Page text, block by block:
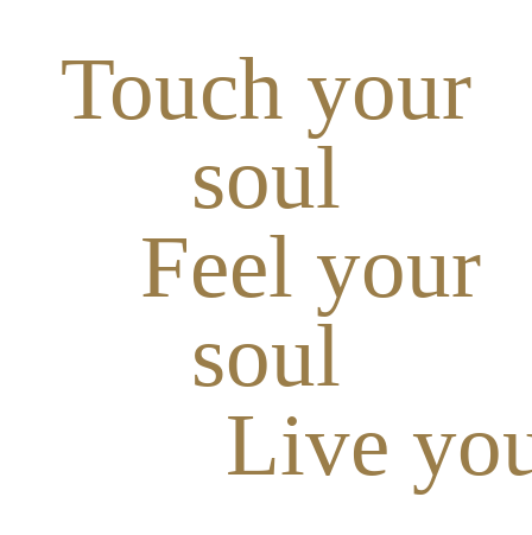
Touch your
soul
Feel your
soul
Live